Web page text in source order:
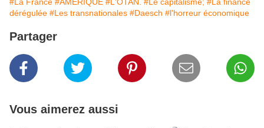
dérégulée #Les transnationales #Daesch #l'horreur économique
Partager
Vous aimerez aussi